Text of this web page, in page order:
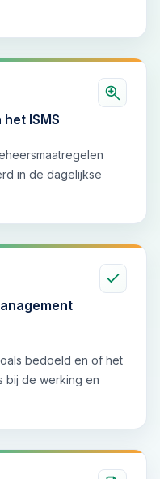
ISMS
in de dagelijkse
bedoeld en of het
bij de werking en